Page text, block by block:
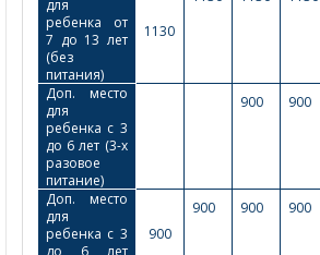
для
ребенка от
7 до 13 лет
(без
питания)
1130
Доп. место
для
ребенка с 3
до 6 лет (3-х
разовое
питание)
900 900
Доп. место
для
ребенка с 3
до 6 лет
900
900 900 900